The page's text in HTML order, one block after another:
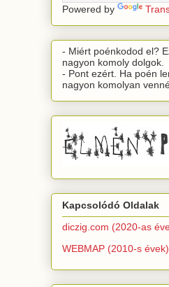
Powered by
- Miért poénkodod el?
nagyon komoly dolgok.
- Pont ezért. Ha poén
nagyon komolyan
Kapcsolódó Oldalak
diczig.com (2020-as
WEBMAP (2010-s évek)